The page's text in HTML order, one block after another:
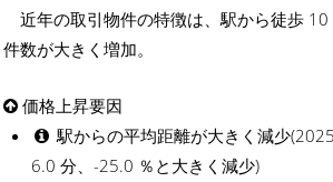
近年の取引物件の特徴は、駅から徒歩
件数が大きく増加。
価格上昇要因
駅からの平均距離が大きく減少
6.0 分、-25.0 ％と大きく減少)